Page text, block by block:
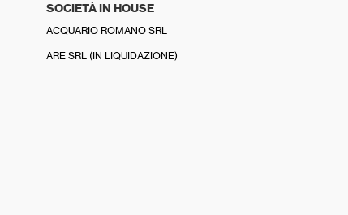
SOCIETÀ IN HOUSE
ACQUARIO ROMANO SRL
ARE SRL (IN LIQUIDAZIONE)